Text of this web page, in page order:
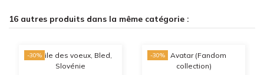
16 autres produits dans la même catégorie :
-30% -30%